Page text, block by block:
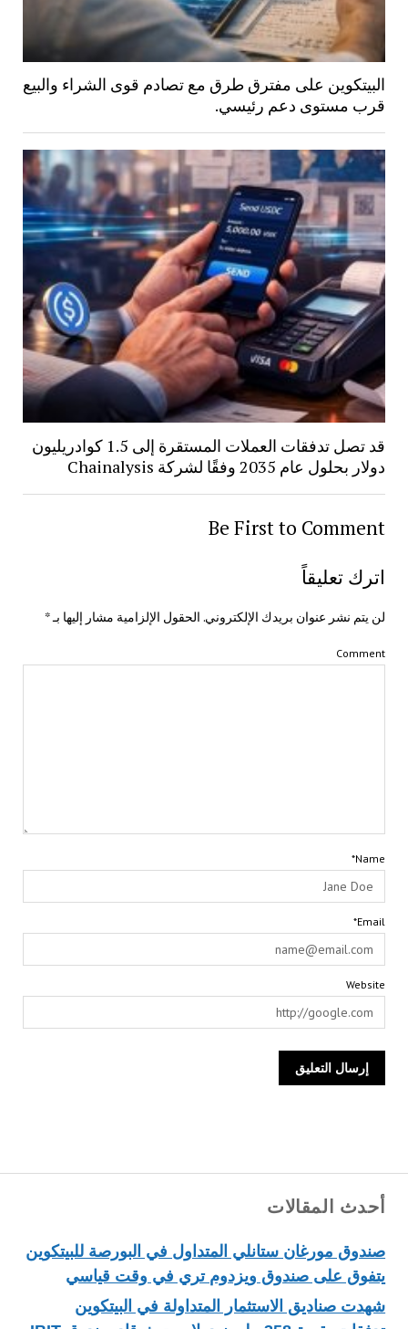
أحدث المقالات
صندوق مورغان ستانلي المتداول في البورصة للبيتكوين
يتفوق على صندوق ويزدوم تري في وقت قياسي
شهدت صناديق الاستثمار المتداولة في البيتكوين
البيتكوين على مفترق طرق مع تصادم قوى الشراء والبيع
قرب مستوى دعم رئيسي.
قد تصل تدفقات العملات المستقرة إلى 1.5 كوادريليون
دولار بحلول عام 2035 وفقًا لشركة Chainalysis
Be First to Comment
اترك تعليقاً
لن يتم نشر عنوان بريدك الإلكتروني. الحقول الإلزامية مشار إليها بـ*
Comment
Name*
Email*
Website